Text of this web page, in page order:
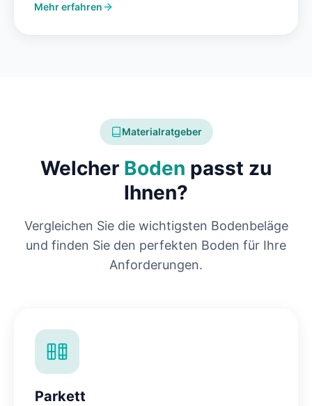
Mehr erfahren
Materialratgeber
Welcher Boden passt zu
Ihnen?
Vergleichen Sie die wichtigsten Bodenbeläge
und finden Sie den perfekten Boden für Ihre
Anforderungen.
Parkett